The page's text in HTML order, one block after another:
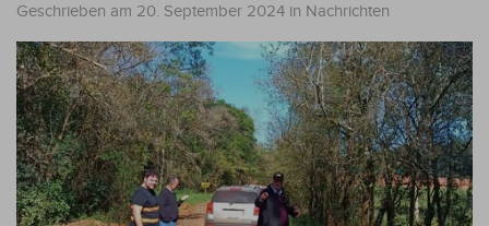
Geschrieben am 20. September 2024 in Nachrichten